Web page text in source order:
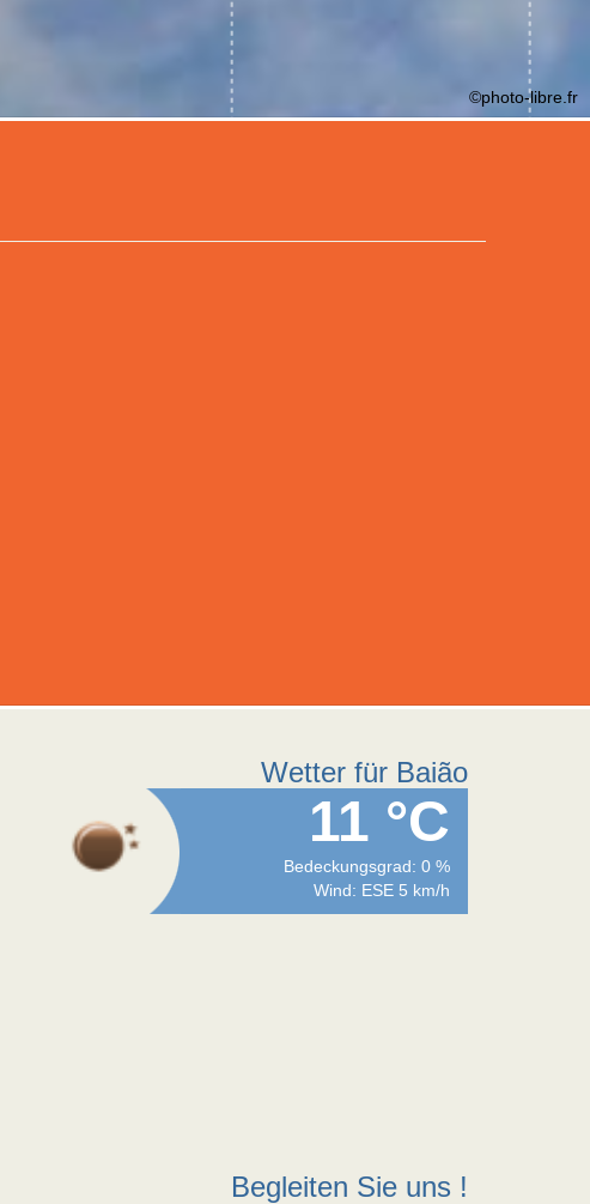
©photo-libre.fr
Wetter für Baião
11 °C
Bedeckungsgrad: 0 %
Wind: ESE 5 km/h
Begleiten Sie uns !